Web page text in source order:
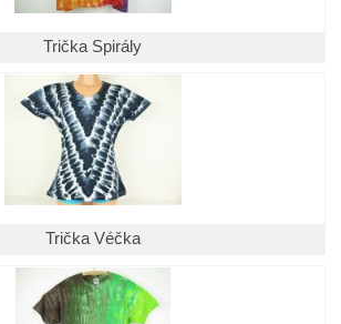
Trička Spirály
Trička Véčka